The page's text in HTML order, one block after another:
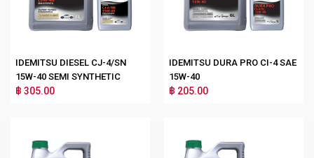
IDEMITSU DIESEL CJ-4/SN
15W-40 SEMI SYNTHETIC
฿ 305.00
IDEMITSU DURA PRO CI-4 SAE
15W-40
฿ 205.00